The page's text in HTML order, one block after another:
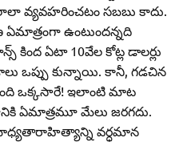
వ్యవహరించటం సబబు కాదు.
ఉంటుందన్నది
కింద ఏటా 10వేల కోట్ల డాలర్లు
ఒప్పు కున్నాయి. కానీ, గడచిన
ఒక్కసారే! ఇలాంటి మాట
ఏమాత్రమూ మేలు జరగదు.
వర్ధమాన